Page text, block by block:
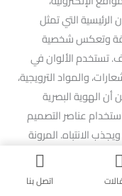
الرئيسية التي تمثل
وتعكس شخصية
تستخدم الألوان في
والمواد الترويجية،
أن الهوية البصرية
عناصر التصميم
الانتباه. المرونة
عبر مختلف
الوقت لتتناسب مع
أن تكون الهوية البصرية
اتصل بنا